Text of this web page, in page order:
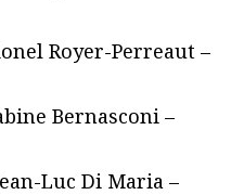
Royer-Perreaut –
Bernasconi –
Luc Di Maria –